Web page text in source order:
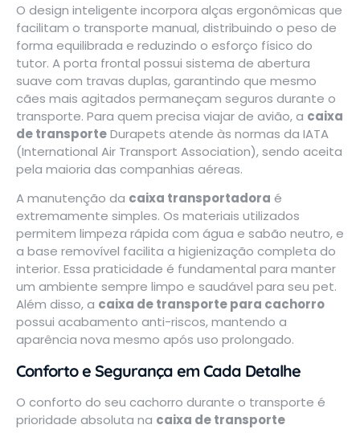
O design inteligente incorpora alças ergonômicas que
facilitam o transporte manual, distribuindo o peso de
forma equilibrada e reduzindo o esforço físico do
tutor. A porta frontal possui sistema de abertura
suave com travas duplas, garantindo que mesmo
cães mais agitados permaneçam seguros durante o
transporte. Para quem precisa viajar de avião, a caixa
de transporteDurapets atende às normas da IATA
(International Air Transport Association), sendo aceita
pela maioria das companhias aéreas.
A manutenção da caixa transportadora é
extremamente simples. Os materiais utilizados
permitem limpeza rápida com água e sabão neutro, e
a base removível facilita a higienização completa do
interior. Essa praticidade é fundamental para manter
um ambiente sempre limpo e saudável para seu pet.
Além disso, a caixa de transporte para cachorro
possui acabamento anti-riscos, mantendo a
aparência nova mesmo após uso prolongado.
Conforto e Segurança em Cada Detalhe
O conforto do seu cachorro durante o transporte é
prioridade absoluta na caixa de transporte